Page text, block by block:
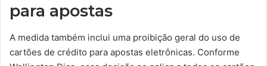
para apostas
A medida também inclui uma proibição geral do uso de
cartões de crédito para apostas eletrônicas. Conforme